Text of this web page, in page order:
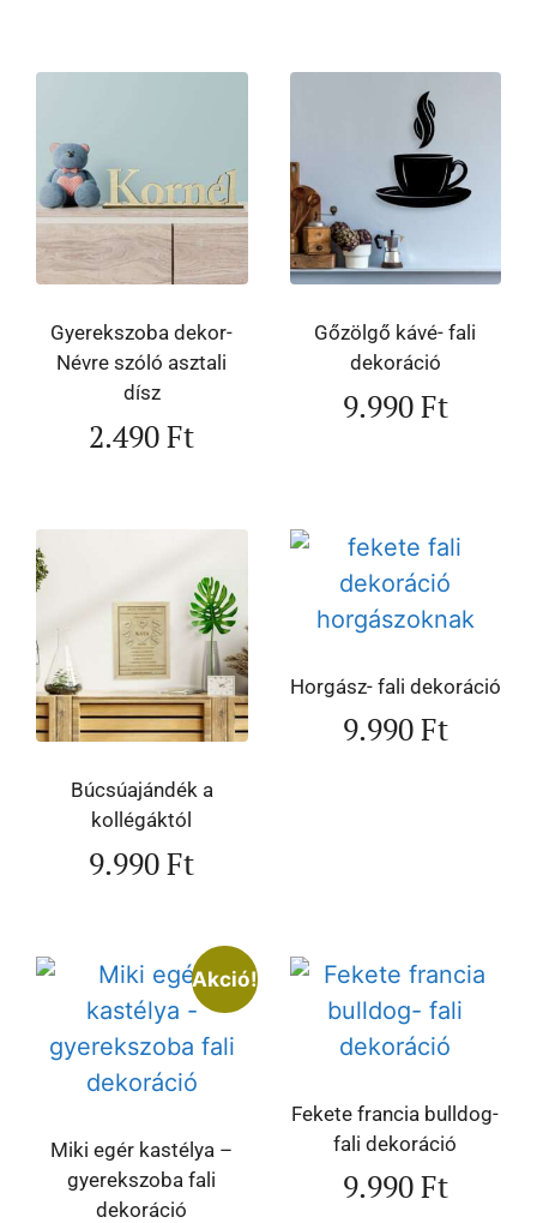
Gyerekszoba dekor-
Névre szóló asztali
dísz
2.490Ft
Gőzölgő kávé- fali
dekoráció
9.990Ft
Búcsúajándék a
kollégáktól
9.990Ft
Horgász- fali dekoráció
9.990Ft
Akció!
Miki egér kastélya –
gyerekszoba fali
dekoráció
Fekete francia bulldog-
fali dekoráció
9.990Ft